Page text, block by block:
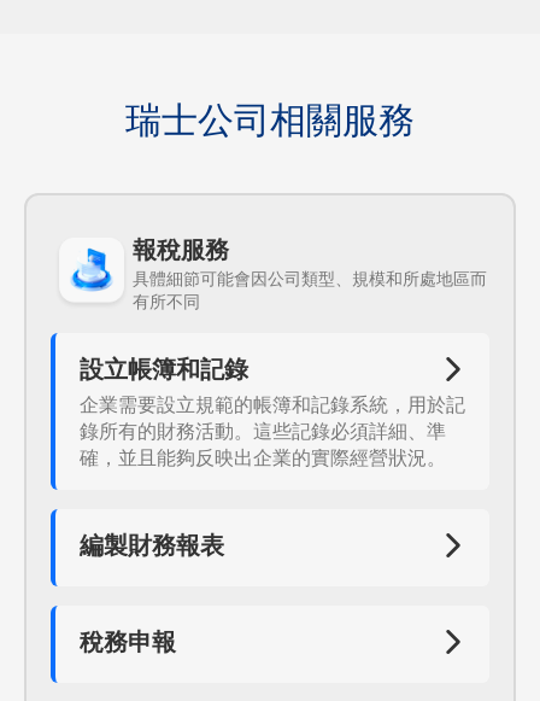
瑞士公司相關服務
報稅服務
具體細節可能會因公司類型、規模和所處地區而
有所不同
設立帳簿和記錄
企業需要設立規範的帳簿和記錄系統，用於記
錄所有的財務活動。這些記錄必須詳細、準
確，並且能夠反映出企業的實際經營狀況。
編製財務報表
等。這些報表必須真實、準確，並符合瑞士的
會計準則。
稅務申報